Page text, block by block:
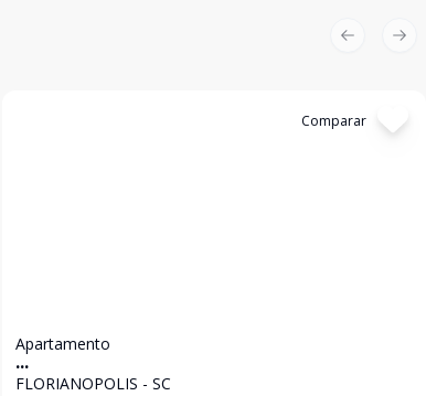
Comparar
Apartamento
...
FLORIANOPOLIS - SC
Previous